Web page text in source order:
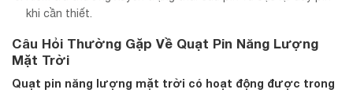
khi cần thiết.
Câu Hỏi Thường Gặp Về Quạt Pin Năng Lượng
Mặt Trời
Quạt pin năng lượng mặt trời có hoạt động được trong